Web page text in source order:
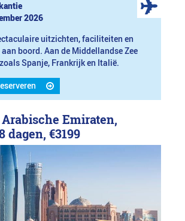
2026
uitzichten, faciliteiten en
boord. Aan de Middellandse Zee
Spanje, Frankrijk en Italië.
Emiraten,
dagen, €3199